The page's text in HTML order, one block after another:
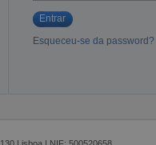
Entrar
Esqueceu-se da password?